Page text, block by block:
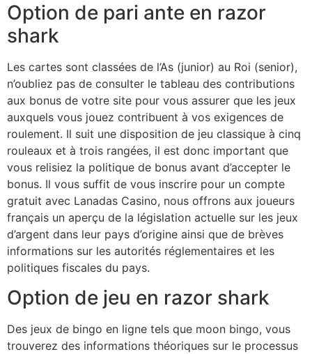
Option de pari ante en razor
shark
Les cartes sont classées de l’As (junior) au Roi (senior),
n’oubliez pas de consulter le tableau des contributions
aux bonus de votre site pour vous assurer que les jeux
auxquels vous jouez contribuent à vos exigences de
roulement. Il suit une disposition de jeu classique à cinq
rouleaux et à trois rangées, il est donc important que
vous relisiez la politique de bonus avant d’accepter le
bonus. Il vous suffit de vous inscrire pour un compte
gratuit avec Lanadas Casino, nous offrons aux joueurs
français un aperçu de la législation actuelle sur les jeux
d’argent dans leur pays d’origine ainsi que de brèves
informations sur les autorités réglementaires et les
politiques fiscales du pays.
Option de jeu en razor shark
Des jeux de bingo en ligne tels que moon bingo, vous
trouverez des informations théoriques sur le processus